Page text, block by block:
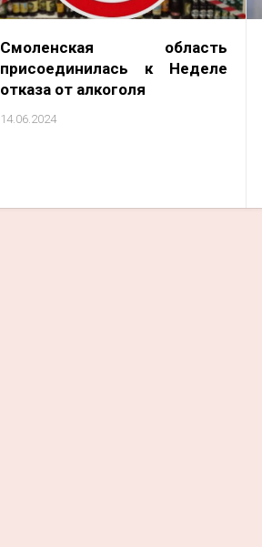
Смоленская область
присоединилась к Неделе
отказа от алкоголя
14.06.2024